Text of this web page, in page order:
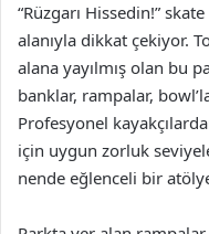
“Rüzgarı Hissedin!”
alanıyla dikkat çekiyor.
alana yayılmış olan bu
banklar, rampalar,
Profesyonel
için uygun zorluk
nende eğlenceli bir